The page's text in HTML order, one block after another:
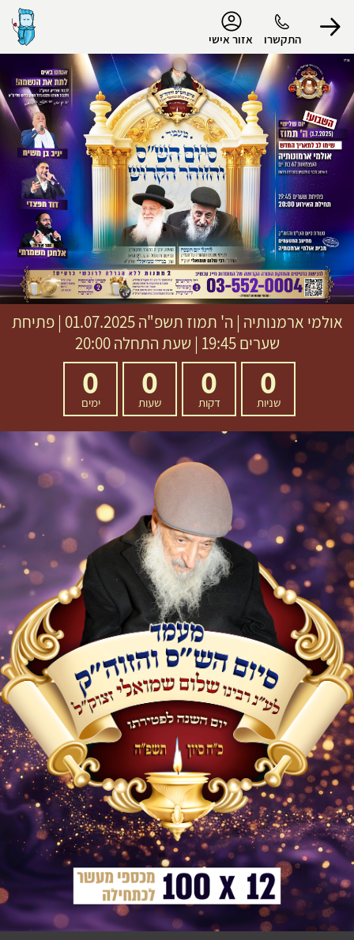
התקשרו אזור אישי
הפרופיל שלי
התנתק
אולמי ארמנותיה | ה' תמוז תשפ"ה
01.07.2025 | פתיחת
שערים 19:45 | שעת התחלה 20:00
0
שניות
0
דקות
0
שעות
0
ימים